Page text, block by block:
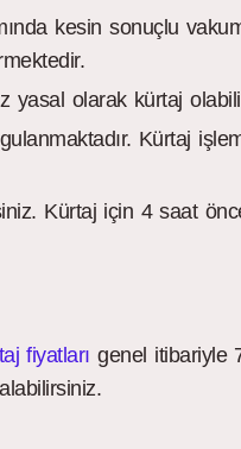
kesin sonuçlu
yasal olarak kürtaj
Kürtaj
Kürtaj için 4 saat
fiyatları genel itibariyle